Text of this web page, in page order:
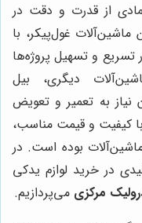
از قدرت و دقت در
غول‌پیکر، با
و تسهیل پروژه‌ها
دیگری، بیل
نیاز به تعمیر و تعویض
کیفیت و قیمت مناسب،
بوده است. در
در خرید لوازم یدکی
مرکزی می‌پردازیم.